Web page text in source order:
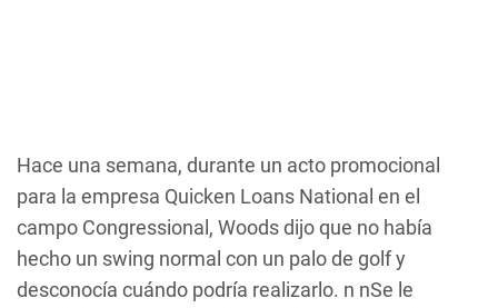
Hace una semana, durante un acto promocional
para la empresa Quicken Loans National en el
campo Congressional, Woods dijo que no había
hecho un swing normal con un palo de golf y
desconocía cuándo podría realizarlo. n nSe le